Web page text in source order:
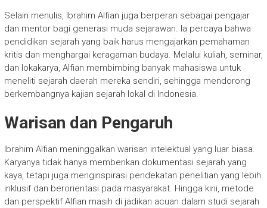
Selain menulis, Ibrahim Alfian juga berperan sebagai pengajar
dan mentor bagi generasi muda sejarawan. Ia percaya bahwa
pendidikan sejarah yang baik harus mengajarkan pemahaman
kritis dan menghargai keragaman budaya. Melalui kuliah, seminar,
dan lokakarya, Alfian membimbing banyak mahasiswa untuk
meneliti sejarah daerah mereka sendiri, sehingga mendorong
berkembangnya kajian sejarah lokal di Indonesia.
Warisan dan Pengaruh
Ibrahim Alfian meninggalkan warisan intelektual yang luar biasa.
Karyanya tidak hanya memberikan dokumentasi sejarah yang
kaya, tetapi juga menginspirasi pendekatan penelitian yang lebih
inklusif dan berorientasi pada masyarakat. Hingga kini, metode
dan perspektif Alfian masih di jadikan acuan dalam studi sejarah